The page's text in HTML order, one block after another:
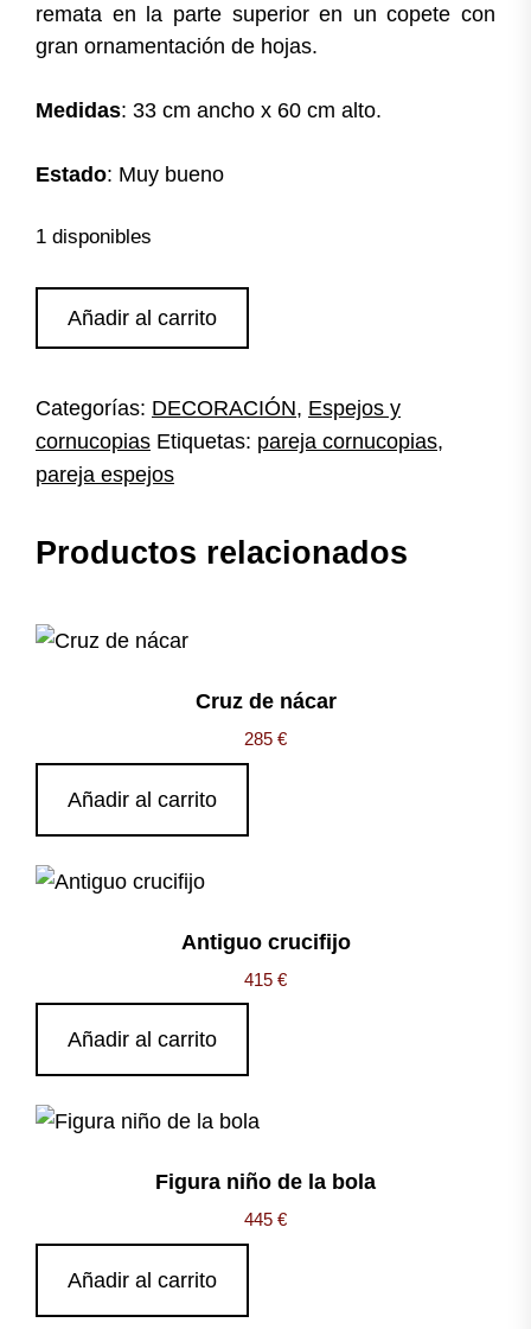
remata en la parte superior en un copete con
gran ornamentación de hojas.
Medidas: 33 cm ancho x 60 cm alto.
Estado: Muy bueno
1 disponibles
talladas
Añadir al carrito
Categorías: DECORACIÓN, Espejos y
cornucopias Etiquetas: pareja cornucopias,
pareja espejos
Productos relacionados
Cruz de nácar
285 €
Añadir al carrito
Antiguo crucifijo
415 €
Añadir al carrito
Figura niño de la bola
445 €
Añadir al carrito